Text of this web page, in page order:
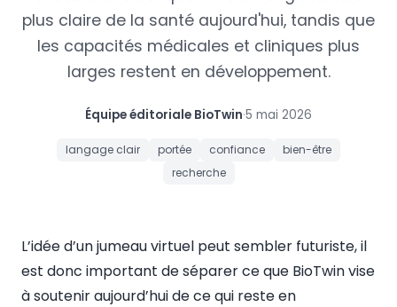
plus claire de la santé aujourd'hui, tandis que
les capacités médicales et cliniques plus
larges restent en développement.
Équipe éditoriale BioTwin·5 mai 2026
langage clair portée confiance
bien-être
recherche
L’idée d’un jumeau virtuel peut sembler futuriste, il
est donc important de séparer ce que BioTwin vise
à soutenir aujourd’hui de ce qui reste en